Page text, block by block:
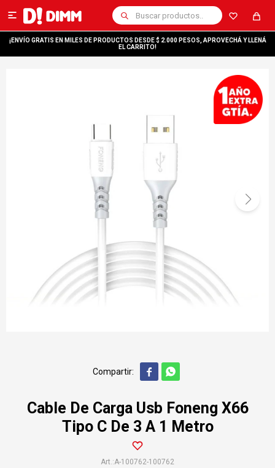

¡ENVÍO GRATIS EN MILES DE PRODUCTOS DESDE $ 2.000 PESOS, APROVECHÁ Y LLENÁ
EL CARRITO!
 
Cable De Carga Usb Foneng X66
Tipo C De 3 A 1 Metro
A-100762-100762